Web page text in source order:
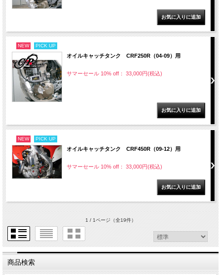
NEW PICK UP
オイルキャッチタンク CRF250R（04-09）用
サマーセール 10% off： 33,000円(税込)
NEW PICK UP
オイルキャッチタンク CRF450R（09-12）用
サマーセール 10% off： 33,000円(税込)
1 / 1ページ（全19件）
商品検索